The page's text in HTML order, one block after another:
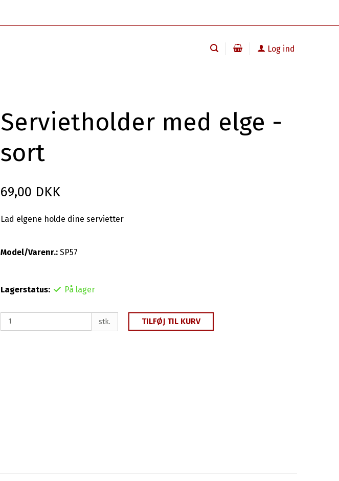
Log ind
Servietholder med elge -
sort
69,00 DKK
Lad elgene holde dine servietter
Model/Varenr.: SP57
Lagerstatus: På lager
stk. TILFØJ TIL KURV